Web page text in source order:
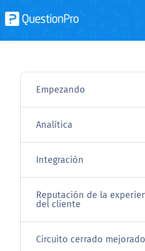
Empezando
Analítica
Integración
Reputación de la
del cliente
Circuito cerrado mejorado